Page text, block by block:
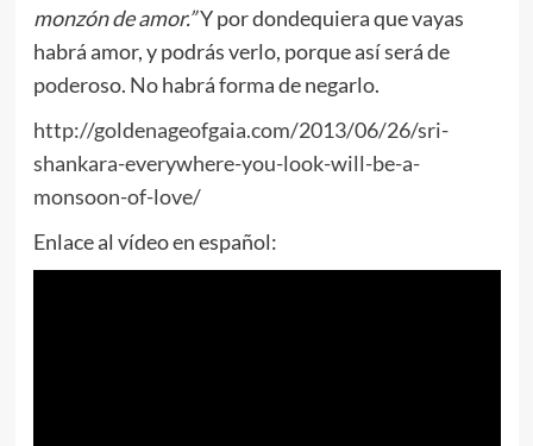
monzón de amor.”Y por dondequiera que vayas
habrá amor, y podrás verlo, porque así será de
poderoso. No habrá forma de negarlo.
http://goldenageofgaia.com/2013/06/26/sri-
shankara-everywhere-you-look-will-be-a-
monsoon-of-love/
Enlace al vídeo en español: